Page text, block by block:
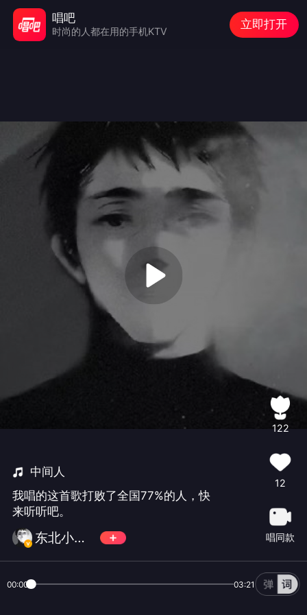
中间人
我唱的这首歌打败了全国77%的人，快
来听听吧。
东北小哪吒💨
122
12
唱同款
00:00 03:21
唱吧
时尚的人都在用的手机KTV
立即打开